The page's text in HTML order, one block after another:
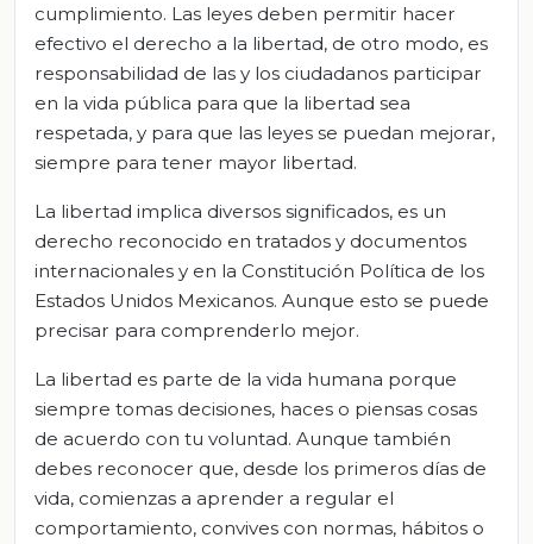
cumplimiento. Las leyes deben permitir hacer
efectivo el derecho a la libertad, de otro modo, es
responsabilidad de las y los ciudadanos participar
en la vida pública para que la libertad sea
respetada, y para que las leyes se puedan mejorar,
siempre para tener mayor libertad.
La libertad implica diversos significados, es un
derecho reconocido en tratados y documentos
internacionales y en la Constitución Política de los
Estados Unidos Mexicanos. Aunque esto se puede
precisar para comprenderlo mejor.
La libertad es parte de la vida humana porque
siempre tomas decisiones, haces o piensas cosas
de acuerdo con tu voluntad. Aunque también
debes reconocer que, desde los primeros días de
vida, comienzas a aprender a regular el
comportamiento, convives con normas, hábitos o